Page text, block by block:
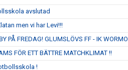
avslutad
men vi har Levi!!!
PÅ FREDAG! GLUMSLÖVS FF - IK WORMO
FÖR ETT BÄTTRE MATCHKLIMAT !!
!